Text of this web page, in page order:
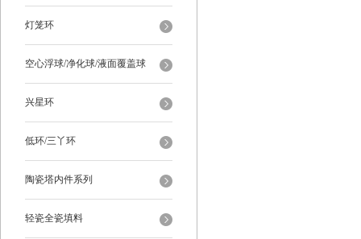
灯笼环
空心浮球/净化球/液面覆盖球
兴星环
低环/三丫环
陶瓷塔内件系列
轻瓷全瓷填料